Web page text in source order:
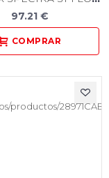
97.21 €